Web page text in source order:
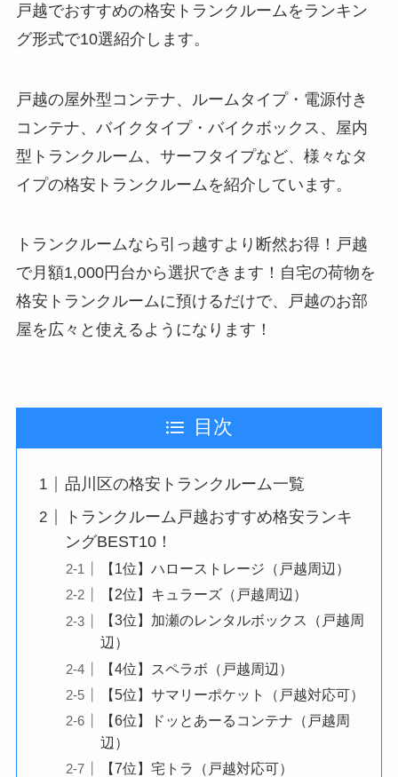
戸越でおすすめの格安トランクルームをランキン
グ形式で10選紹介します。
戸越の屋外型コンテナ、ルームタイプ・電源付き
コンテナ、バイクタイプ・バイクボックス、屋内
型トランクルーム、サーフタイプなど、様々なタ
イプの格安トランクルームを紹介しています。
トランクルームなら引っ越すより断然お得！戸越
で月額1,000円台から選択できます！自宅の荷物を
格安トランクルームに預けるだけで、戸越のお部
屋を広々と使えるようになります！
目次
品川区の格安トランクルーム一覧
トランクルーム戸越おすすめ格安ランキ
ングBEST10！
【1位】ハローストレージ（戸越周辺）
【2位】キュラーズ（戸越周辺）
【3位】加瀬のレンタルボックス（戸越周
辺）
【4位】スペラボ（戸越周辺）
【5位】サマリーポケット（戸越対応可）
【6位】ドッとあーるコンテナ（戸越周
辺）
【7位】宅トラ（戸越対応可）